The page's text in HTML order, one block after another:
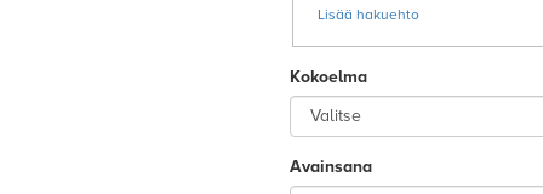
Lisää hakuehto
Kokoelma
Avainsana